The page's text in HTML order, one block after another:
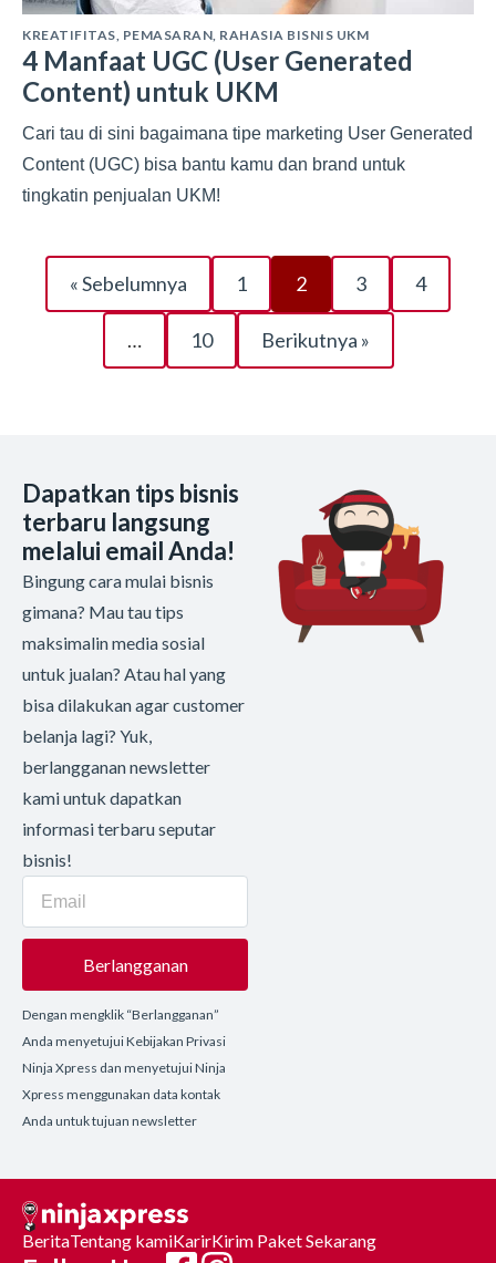
KREATIFITAS, PEMASARAN, RAHASIA BISNIS UKM
4 Manfaat UGC (User Generated
Content) untuk UKM
Cari tau di sini bagaimana tipe marketing User Generated
Content (UGC) bisa bantu kamu dan brand untuk
tingkatin penjualan UKM!
« Sebelumnya 1 2 3 4
… 10 Berikutnya »
Dapatkan tips bisnis
terbaru langsung
melalui email Anda!
Bingung cara mulai bisnis
gimana? Mau tau tips
maksimalin media sosial
untuk jualan? Atau hal yang
bisa dilakukan agar customer
belanja lagi? Yuk,
berlangganan newsletter
kami untuk dapatkan
informasi terbaru seputar
bisnis!
Berlangganan
Dengan mengklik “Berlangganan”
Anda menyetujui Kebijakan Privasi
Ninja Xpress dan menyetujui Ninja
Xpress menggunakan data kontak
Anda untuk tujuan newsletter
BeritaTentang kamiKarirKirim Paket Sekarang